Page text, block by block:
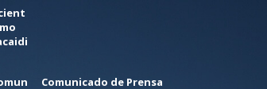
Comunicado de Prensa